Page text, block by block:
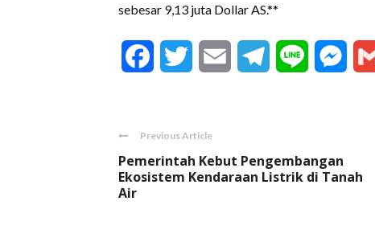
sebesar 9,13 juta Dollar AS.**
FacebookTwitter Email Telegram
Line
Previous Article
Pemerintah Kebut Pengembangan
Ekosistem Kendaraan Listrik di Tanah
Air